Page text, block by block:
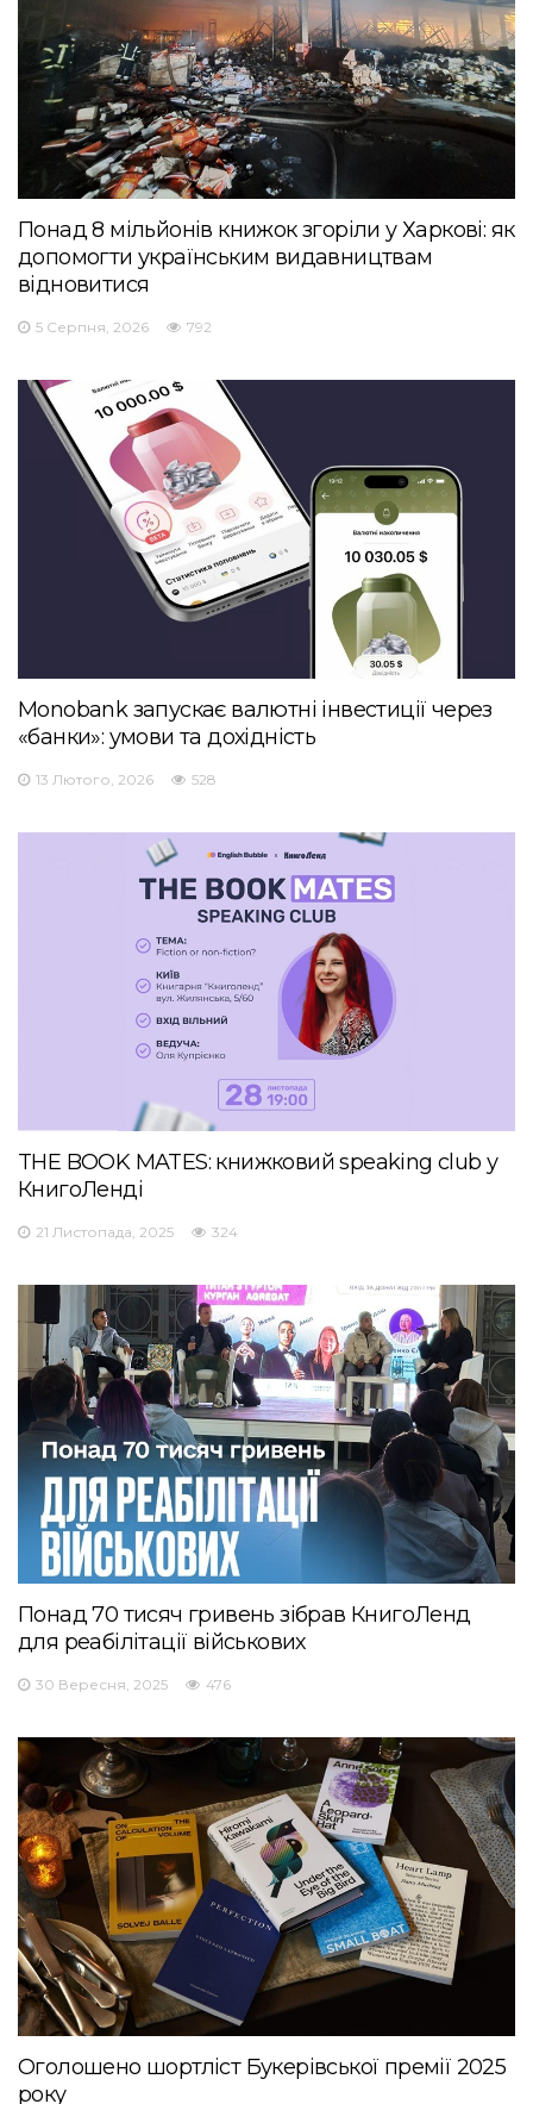
Понад 8 мільйонів книжок згоріли у Харкові: як
допомогти українським видавництвам
відновитися
5 Серпня, 2026 792
Monobank запускає валютні інвестиції через
«банки»: умови та дохідність
13 Лютого, 2026 528
THE BOOK MATES: книжковий speaking club у
КнигоЛенді
21 Листопада, 2025 324
Понад 70 тисяч гривень зібрав КнигоЛенд
для реабілітації військових
30 Вересня, 2025 476
Оголошено шортліст Букерівської премії 2025
року